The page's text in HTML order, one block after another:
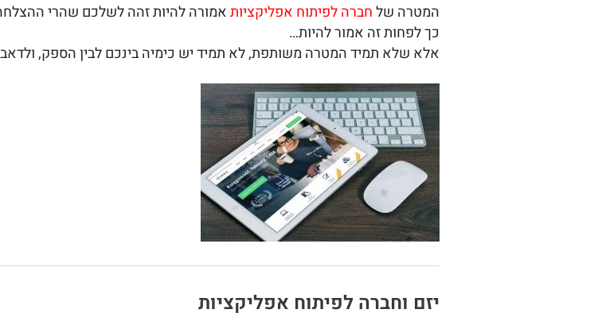
המטרה שלחברה לפיתוח אפליקציותאמורה להיות זהה לשלכם שהרי
כך לפחות זה אמור להיות…
אלא שלא תמיד המטרה משותפת, לא תמיד יש כימיה בינכם לבין הספק,
יזם וחברה לפיתוח אפליקציות